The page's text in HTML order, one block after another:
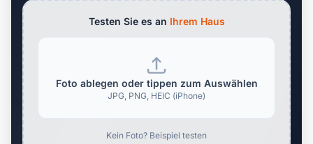
Testen Sie es an Ihrem Haus
Foto ablegen oder tippen zum Auswählen
JPG, PNG, HEIC (iPhone)
Kein Foto? Beispiel testen